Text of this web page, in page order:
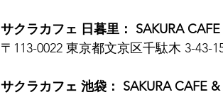
サクラカフェ 日暮里： SAKURA CAFE
〒113-0022 東京都文京区千駄木 3-43-
サクラカフェ 池袋： SAKURA CAFE &